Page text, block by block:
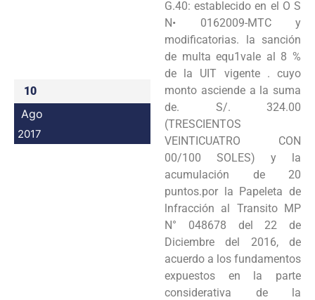
10
Ago
2017
G.40: establecido en el O S
N• 0162009-MTC y
modificatorias. la sanción
de multa equ1vale al 8 %
de la UIT vigente . cuyo
monto asciende a la suma
de. S/. 324.00
(TRESCIENTOS
VEINTICUATRO CON
00/100 SOLES) y la
acumulación de 20
puntos.por la Papeleta de
lnfracción al Transito MP
N° 048678 del 22 de
Diciembre del 2016, de
acuerdo a los fundamentos
expuestos en la parte
considerativa de la